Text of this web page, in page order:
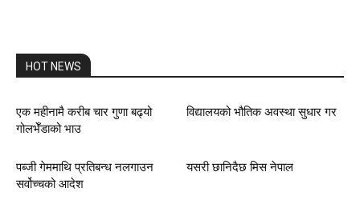
HOT NEWS
एक महीनामै करीब चार गुणा बढ्यो
गोलभेँडाको भाउ
विद्यालयको भौतिक अवस्था सुधार गर
पब्जी गेममाथि प्रतिबन्ध नलगाउन
सर्वोच्चको आदेश
यसरी छानिदैछ मिस नेपाल